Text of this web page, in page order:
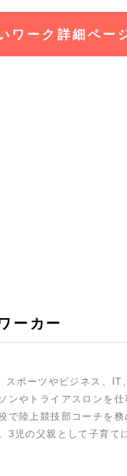
ワーク詳細ペー
ーカー
スポーツやビジネス、
ンやトライアスロンを
で陸上競技部コーチを
3児の父親として子育て